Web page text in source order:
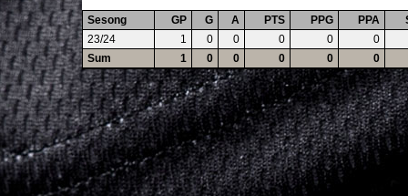
Sesong GP G A PTS PPG PPA
23/24
1 0 0 0 0
0
Sum
1 0 0 0 0 0